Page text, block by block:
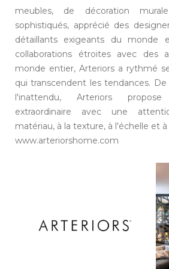
RÉSIDENCES
DE LUXE
APERÇU
LE
DÉVELOPPEMENT
DU PROJET
L'ÉQUIPEMENTS
CONCIERGERIE
TÉLÉCHARGEMENTS
LES AWARDS
meubles, de décoration
sophistiqués, apprécié des
détaillants exigeants du monde
collaborations étroites avec des
monde entier, Arteriors a rythmé
qui transcendent les tendances.
l'inattendu, Arteriors
extraordinaire avec une
matériau, à la texture, à l'échelle et
www.arteriorshome.com